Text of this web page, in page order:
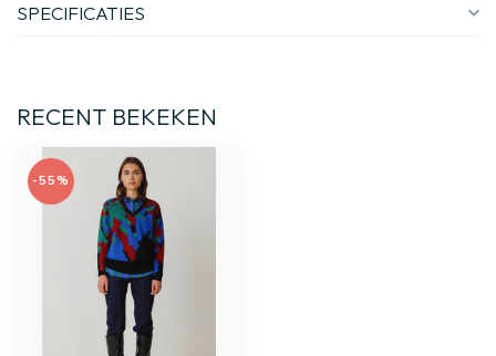
SPECIFICATIES
RECENT BEKEKEN
-55%